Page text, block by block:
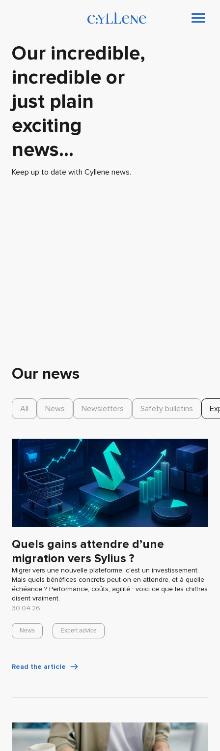
Our incredible,
incredible or
just plain
exciting
news...
Keep up to date with Cyllene news.
Our news
All News Newsletters Safety bulletins
Quels gains attendre d’une
migration vers Sylius ?
Migrer vers une nouvelle plateforme, c'est un investissement.
Mais quels bénéfices concrets peut-on en attendre, et à quelle
échéance ? Performance, coûts, agilité : voici ce que les chiffres
disent vraiment.
30.04.26
News Expert advice
Read the article